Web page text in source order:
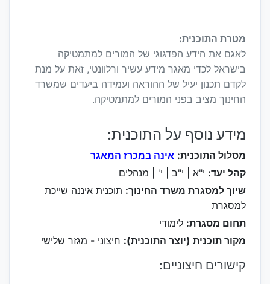
מטרת התוכנית:
לאגם את הידע הפדגוגי של המורים למתמטיקה
בישראל לכדי מאגר מידע עשיר ורלוונטי, זאת על מנת
לקדם תכנון יעיל של ההוראה ועמידה ביעדים שמשרד
החינוך מציב בפני המורים למתמטיקה.
מידע נוסף על התוכנית:
מסלול התוכנית: אינה במכרז המאגר
קהל יעד: י"א | י"ב | י' | מנהלים
שיוך למסגרת משרד החינוך: תוכנית איננה שייכת
למסגרת
תחום מסגרת: לימודי
מקור תוכנית (יוצר התוכנית): חיצוני - מגזר שלישי
קישורים חיצוניים: